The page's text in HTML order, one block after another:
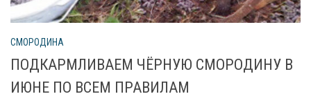
СМОРОДИНА
ПОДКАРМЛИВАЕМ ЧЁРНУЮ СМОРОДИНУ В
ИЮНЕ ПО ВСЕМ ПРАВИЛАМ